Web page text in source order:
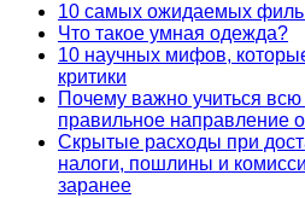
10 самых ожидаемых
Что такое умная одежда?
10 научных мифов,
критики
Почему важно учиться
правильное направление
Скрытые расходы при
налоги, пошлины и
заранее